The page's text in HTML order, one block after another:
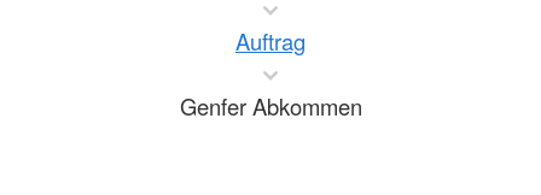
Auftrag
Genfer Abkommen